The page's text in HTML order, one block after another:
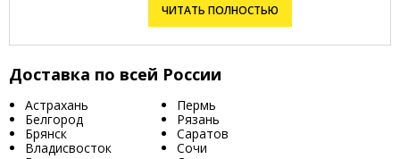
ЧИТАТЬ ПОЛНОСТЬЮ
Доставка по всей России
Астрахань
Белгород
Брянск
Владисвосток
Пермь
Рязань
Саратов
Сочи